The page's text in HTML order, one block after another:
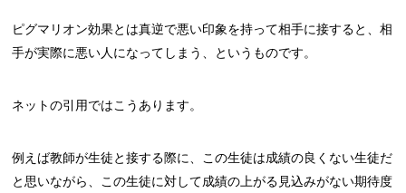
ピグマリオン効果とは真逆で悪い印象を持って相手に接すると、相
手が実際に悪い人になってしまう、というものです。
ネットの引用ではこうあります。
例えば教師が生徒と接する際に、この生徒は成績の良くない生徒だ
と思いながら、この生徒に対して成績の上がる見込みがない期待度